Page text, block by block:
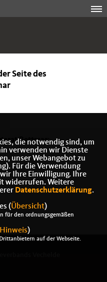
Seite des
Bettmar:
Vechelde
die notwendig sind, um
verwenden wir Dienste
unser Webangebot zu
Für die Verwendung
Ihre Einwilligung. Ihre
widerrufen. Weitere
Datenschutzerklärung.
(Übersicht)
für den ordnungsgemäßen
Hinweis)
auf der Webseite.